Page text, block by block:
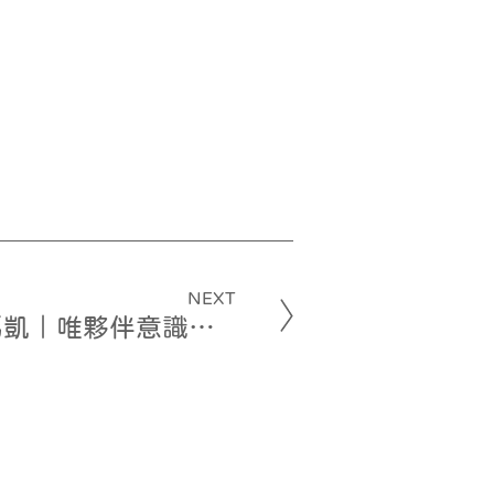
NEXT
馬凱｜唯夥伴意識可化解危機